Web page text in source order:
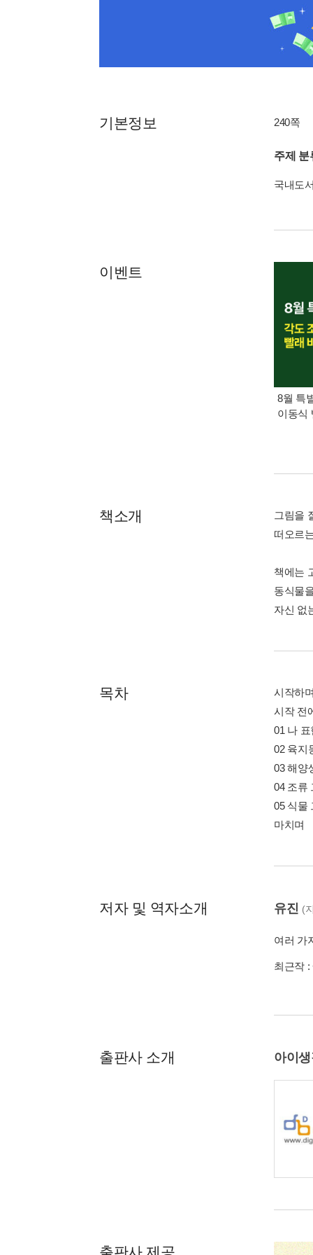
기본정보 240쪽
주제 분
국내도
이벤트
8월 특
이동식
책소개
그림을
떠오르
책에는
동식물
자신 없
목차
시작하
시작 전
01 나
02 육지
03 해양
04 조류
05 식물
마치며
저자 및 역자소개 유진 (
여러 가
최근작 :
출판사 소개 아이
출판사 제공